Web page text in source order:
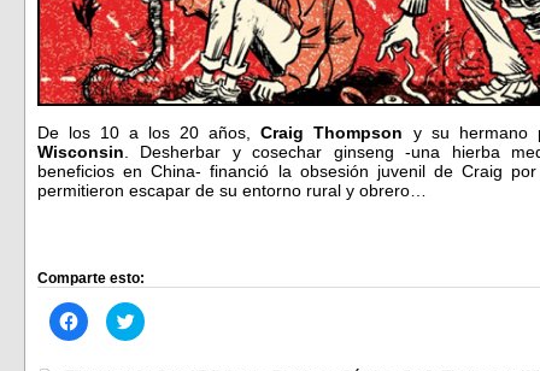
De los 10 a los 20 años,Craig Thompson y su hermano
Wisconsin . Desherbar y cosechar ginseng -una hierba
beneficios en China- financió la obsesión juvenil de Craig
permitieron escapar de su entorno rural y obrero…
Comparte esto:
Haz
clic
Haz
clic